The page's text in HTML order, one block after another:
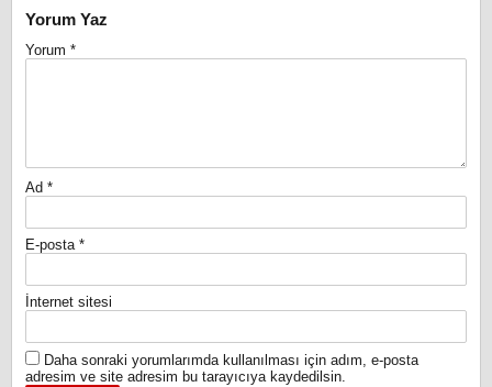
Yorum Yaz
Yorum *
Ad *
E-posta *
İnternet sitesi
Daha sonraki yorumlarımda kullanılması için adım, e-posta
adresim ve site adresim bu tarayıcıya kaydedilsin.